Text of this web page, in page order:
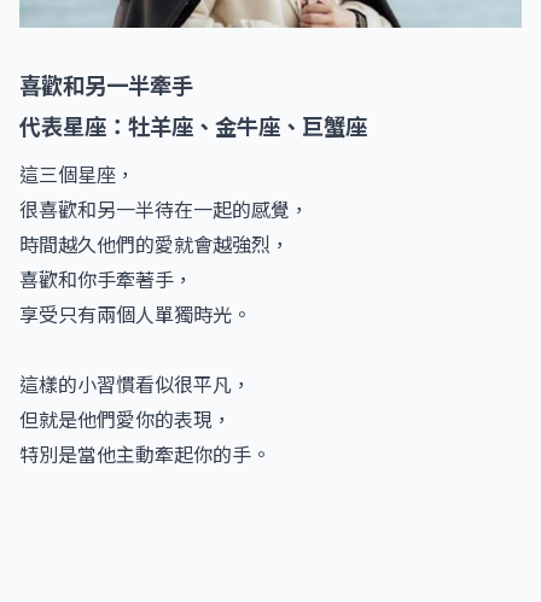
喜歡和另一半牽手
代表星座：牡羊座、金牛座、巨蟹座
這三個星座，
很喜歡和另一半待在一起的感覺，
時間越久他們的愛就會越強烈，
喜歡和你手牽著手，
享受只有兩個人單獨時光。
這樣的小習慣看似很平凡，
但就是他們愛你的表現，
特別是當他主動牽起你的手。